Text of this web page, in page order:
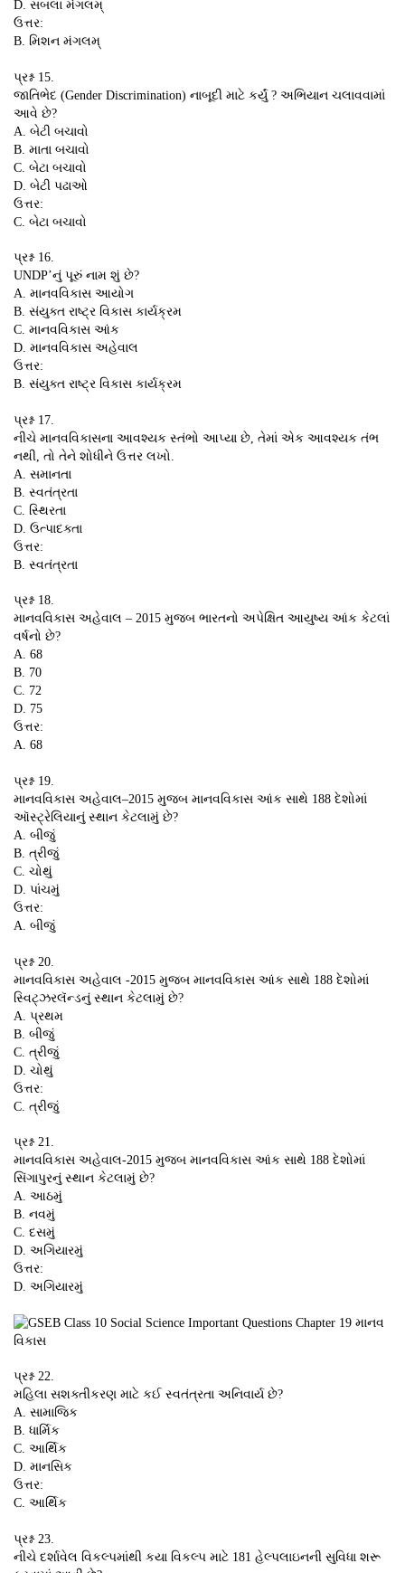
D. સબલા મંગલમ્
ઉત્તર:
B. મિશન મંગલમ્
પ્રશ્ન 15.
જાતિભેદ (Gender Discrimination) નાબૂદી માટે કર્યું ? અભિયાન ચલાવવામાં
આવે છે?
A. બેટી બચાવો
B. માતા બચાવો
C. બેટા બચાવો
D. બેટી પઢાઓ
ઉત્તર:
C. બેટા બચાવો
પ્રશ્ન 16.
UNDP’નું પૂરું નામ શું છે?
A. માનવવિકાસ આયોગ
B. સંયુક્ત રાષ્ટ્ર વિકાસ કાર્યક્રમ
C. માનવવિકાસ આંક
D. માનવવિકાસ અહેવાલ
ઉત્તર:
B. સંયુક્ત રાષ્ટ્ર વિકાસ કાર્યક્રમ
પ્રશ્ન 17.
નીચે માનવવિકાસના આવશ્યક સ્તંભો આપ્યા છે, તેમાં એક આવશ્યક તંભ
નથી, તો તેને શોધીને ઉત્તર લખો.
A. સમાનતા
B. સ્વતંત્રતા
C. સ્થિરતા
D. ઉત્પાદક્તા
ઉત્તર:
B. સ્વતંત્રતા
પ્રશ્ન 18.
માનવવિકાસ અહેવાલ – 2015 મુજબ ભારતનો અપેક્ષિત આયુષ્ય આંક કેટલાં
વર્ષનો છે?
A. 68
B. 70
C. 72
D. 75
ઉત્તર:
A. 68
પ્રશ્ન 19.
માનવવિકાસ અહેવાલ–2015 મુજબ માનવવિકાસ આંક સાથે 188 દેશોમાં
ઑસ્ટ્રેલિયાનું સ્થાન કેટલામું છે?
A. બીજું
B. ત્રીજું
C. ચોથું
D. પાંચમું
ઉત્તર:
A. બીજું
પ્રશ્ન 20.
માનવવિકાસ અહેવાલ -2015 મુજબ માનવવિકાસ આંક સાથે 188 દેશોમાં
સ્વિટ્ઝરલૅન્ડનું સ્થાન કેટલામું છે?
A. પ્રથમ
B. બીજું
C. ત્રીજું
D. ચોથું
ઉત્તર:
C. ત્રીજું
પ્રશ્ન 21.
માનવવિકાસ અહેવાલ-2015 મુજબ માનવવિકાસ આંક સાથે 188 દેશોમાં
સિંગાપુરનું સ્થાન કેટલામું છે?
A. આઠમું
B. નવમું
C. દસમું
D. અગિયારમું
ઉત્તર:
D. અગિયારમું
પ્રશ્ન 22.
મહિલા સશક્તીકરણ માટે કઈ સ્વતંત્રતા અનિવાર્ય છે?
A. સામાજિક
B. ધાર્મિક
C. આર્થિક
D. માનસિક
ઉત્તર:
C. આર્થિક
પ્રશ્ન 23.
નીચે દર્શાવેલ વિકલ્પમાંથી કયા વિકલ્પ માટે 181 હેલ્પલાઇનની સુવિધા શરૂ